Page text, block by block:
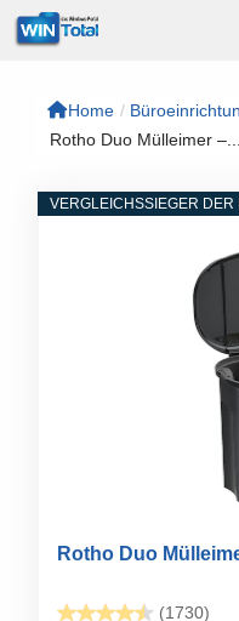
Zum
Inhalt
Home /
Rotho Duo Mülleimer –...
VERGLEICHSSIEGER DER
Rotho Duo
(1730)